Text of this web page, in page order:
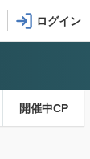
開催中CP